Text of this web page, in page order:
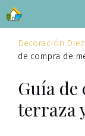
Saltar
al
contenido
Decoración Diez
de compra de
Guía de
terraza